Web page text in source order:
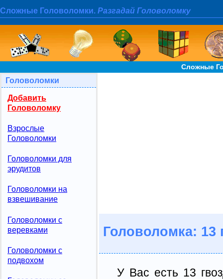
Сложные Головоломки. Разгадай Головоломку
Сложные
Головоломки
Добавить
Головоломку
Взрослые
Головоломки
Головоломки для
эрудитов
Головоломки на
взвешивание
Головоломки с
веревками
Головоломки с
подвохом
Головоломка: 13
У Вас есть 13